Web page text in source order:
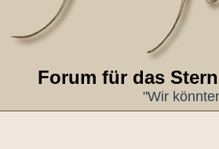
Forum für das
"Wir